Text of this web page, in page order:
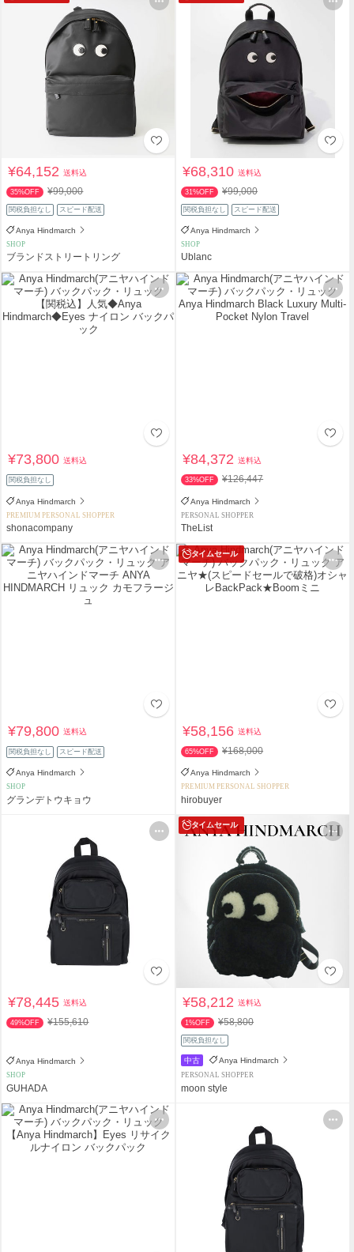
¥64,152送料込
35%OFF ¥99,000
関税負担なし スピード配送
Anya Hindmarch
SHOP
ブランドストリートリング
¥68,310送料込
31%OFF ¥99,000
関税負担なし スピード配送
Anya Hindmarch
SHOP
Ublanc
¥73,800送料込
関税負担なし
Anya Hindmarch
PREMIUM PERSONAL SHOPPER
shonacompany
¥84,372送料込
33%OFF ¥126,447
Anya Hindmarch
PERSONAL SHOPPER
TheList
¥79,800送料込
関税負担なし スピード配送
Anya Hindmarch
SHOP
グランデトウキョウ
タイムセール
¥58,156送料込
65%OFF ¥168,000
Anya Hindmarch
PREMIUM PERSONAL SHOPPER
hirobuyer
¥78,445送料込
49%OFF ¥155,610
Anya Hindmarch
SHOP
GUHADA
タイムセール
¥58,212送料込
1%OFF ¥58,800
関税負担なし
中古 Anya Hindmarch
PERSONAL SHOPPER
moon style